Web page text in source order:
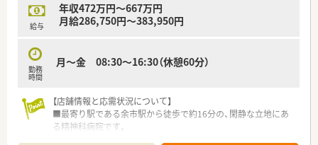
給与
年収472万円～667万円
月給286,750円～383,950円
勤務
時間
月～金 08:30～16:30（休憩60分）
【店舗情報と応需状況について】
■最寄り駅である余市駅から徒歩で約16分の、閑静な立地にあ
る精神科病院です。